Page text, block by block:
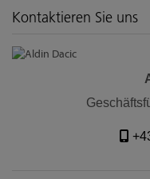
Kontaktieren Sie uns